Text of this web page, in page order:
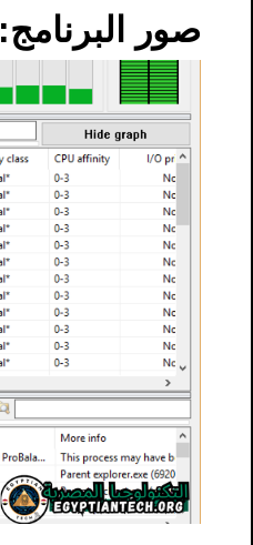
صور البرنامج: